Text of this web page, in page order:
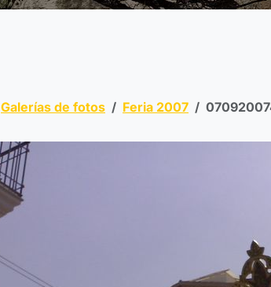
Galerías de fotos Feria 2007